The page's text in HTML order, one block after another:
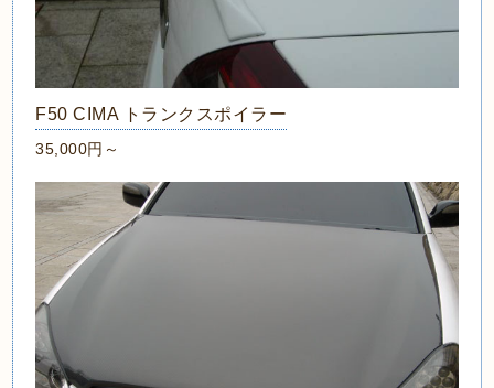
F50 CIMA トランクスポイラー
35,000円～